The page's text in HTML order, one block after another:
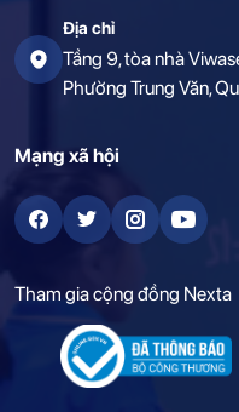
Địa chỉ
Tầng 9, tòa nhà
Phường Trung Văn,
Mạng xã hội
Tham gia cộng đồng Nexta